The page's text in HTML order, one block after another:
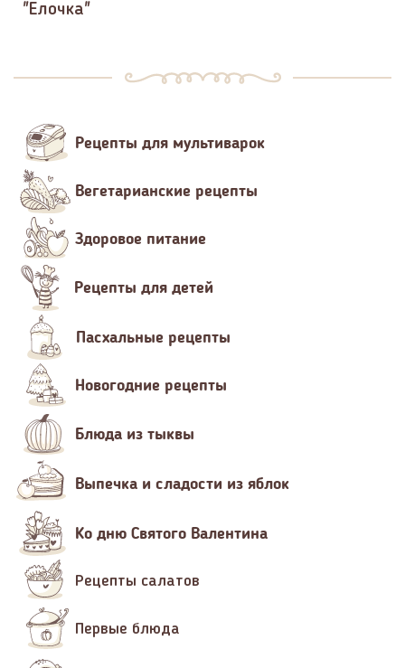
"Елочка"
Рецепты для мультиварок
Вегетарианские рецепты
Здоровое питание
Рецепты для детей
Пасхальные рецепты
Новогодние рецепты
Блюда из тыквы
Выпечка и сладости из яблок
Ко дню Святого Валентина
Рецепты салатов
Первые блюда